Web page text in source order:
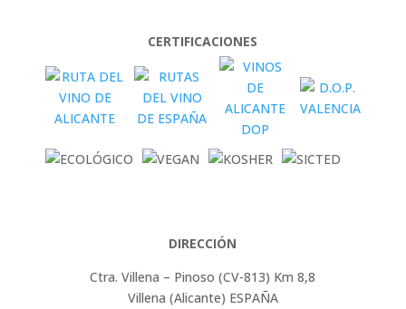
CERTIFICACIONES
DIRECCIÓN
Ctra. Villena – Pinoso (CV-813) Km 8,8
Villena (Alicante) ESPAÑA